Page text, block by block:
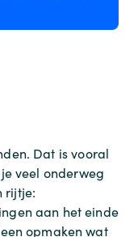
Dat is vooral
veel onderweg
rijtje:
aan het einde
opmaken wat